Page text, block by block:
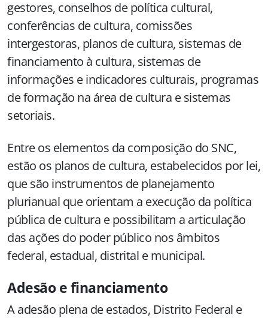
gestores, conselhos de política cultural,
conferências de cultura, comissões
intergestoras, planos de cultura, sistemas de
financiamento à cultura, sistemas de
informações e indicadores culturais, programas
de formação na área de cultura e sistemas
setoriais.
Entre os elementos da composição do SNC,
estão os planos de cultura, estabelecidos por lei,
que são instrumentos de planejamento
plurianual que orientam a execução da política
pública de cultura e possibilitam a articulação
das ações do poder público nos âmbitos
federal, estadual, distrital e municipal.
Adesão e financiamento
A adesão plena de estados, Distrito Federal e